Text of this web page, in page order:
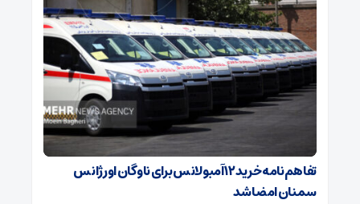
تفاهم‌نامه خرید ۱۲ آمبولانس برای ناوگان اورژانس
سمنان امضا شد